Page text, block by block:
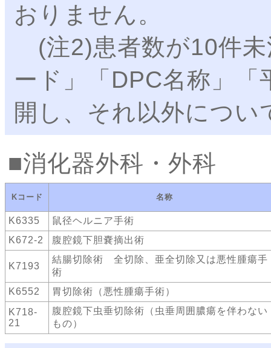
おりません。
(注2)患者数が10件未
ード」「DPC名称」
開し、それ以外につ
消化器外科・外科
Kコード 名称
K6335
鼠径ヘルニア手術
K672-2
腹腔鏡下胆嚢摘出術
K7193
結腸切除術 全切除、亜全切除又は悪性腫瘍手
術
K6552
胃切除術（悪性腫瘍手術）
K718-
21
腹腔鏡下虫垂切除術（虫垂周囲膿瘍を伴わない
もの）